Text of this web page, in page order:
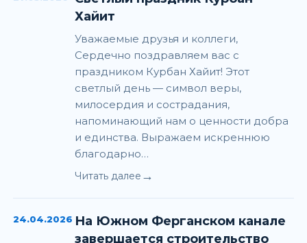
Хайит
Уважаемые друзья и коллеги,
Сердечно поздравляем вас с
праздником Курбан Хайит! Этот
светлый день — символ веры,
милосердия и сострадания,
напоминающий нам о ценности добра
и единства. Выражаем искреннюю
благодарно…
Читать далее →
24.04.2026 На Южном Ферганском канале
завершается строительство